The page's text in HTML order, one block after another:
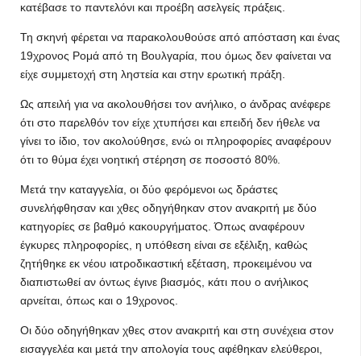
κατέβασε το παντελόνι και προέβη ασελγείς πράξεις.
Τη σκηνή φέρεται να παρακολουθούσε από απόσταση και ένας
19χρονος Ρομά από τη Βουλγαρία, που όμως δεν φαίνεται να
είχε συμμετοχή στη ληστεία και στην ερωτική πράξη.
Ως απειλή για να ακολουθήσει τον ανήλικο, ο άνδρας ανέφερε
ότι στο παρελθόν τον είχε χτυπήσει και επειδή δεν ήθελε να
γίνει το ίδιο, τον ακολούθησε, ενώ οι πληροφορίες αναφέρουν
ότι το θύμα έχει νοητική στέρηση σε ποσοστό 80%.
Μετά την καταγγελία, οι δύο φερόμενοι ως δράστες
συνελήφθησαν και χθες οδηγήθηκαν στον ανακριτή με δύο
κατηγορίες σε βαθμό κακουργήματος. Όπως αναφέρουν
έγκυρες πληροφορίες, η υπόθεση είναι σε εξέλιξη, καθώς
ζητήθηκε εκ νέου ιατροδικαστική εξέταση, προκειμένου να
διαπιστωθεί αν όντως έγινε βιασμός, κάτι που ο ανήλικος
αρνείται, όπως και ο 19χρονος.
Οι δύο οδηγήθηκαν χθες στον ανακριτή και στη συνέχεια στον
εισαγγελέα και μετά την απολογία τους αφέθηκαν ελεύθεροι,